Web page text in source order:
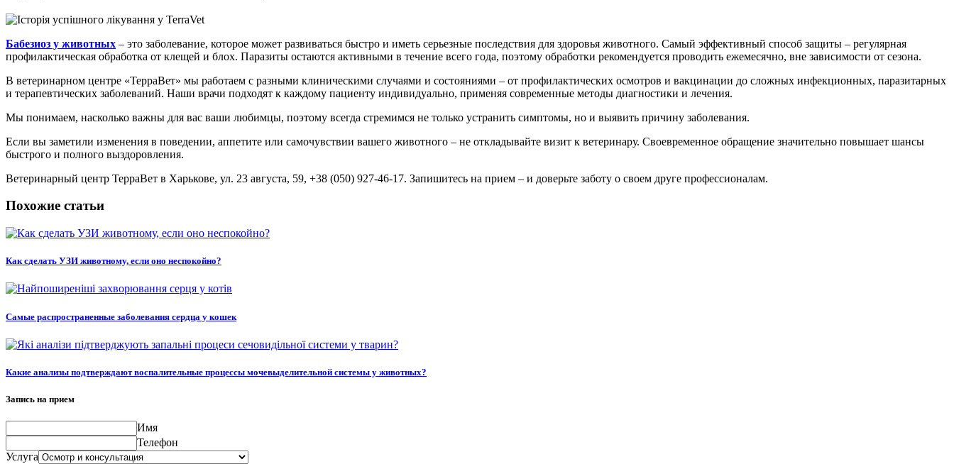
Бабезиоз у животных – это заболевание, которое может развиваться быстро и иметь серьезные последствия для здоровья животного. Самый эффективный способ защиты – регулярная
профилактическая обработка от клещей и блох. Паразиты остаются активными в течение всего года, поэтому обработки рекомендуется проводить ежемесячно, вне зависимости от сезона.
В ветеринарном центре «ТерраВет» мы работаем с разными клиническими случаями и состояниями – от профилактических осмотров и вакцинации до сложных инфекционных, паразитарных
и терапевтических заболеваний. Наши врачи подходят к каждому пациенту индивидуально, применяя современные методы диагностики и лечения.
Мы понимаем, насколько важны для вас ваши любимцы, поэтому всегда стремимся не только устранить симптомы, но и выявить причину заболевания.
Если вы заметили изменения в поведении, аппетите или самочувствии вашего животного – не откладывайте визит к ветеринару. Своевременное обращение значительно повышает шансы
быстрого и полного выздоровления.
Ветеринарный центр ТерраВет в Харькове, ул. 23 августа, 59, +38 (050) 927-46-17. Запишитесь на прием – и доверьте заботу о своем друге профессионалам.
Похожие статьи
Как сделать УЗИ животному, если оно неспокойно?
Самые распространенные заболевания сердца у кошек
Какие анализы подтверждают воспалительные процессы мочевыделительной системы у животных?
Запись на прием
Имя
Телефон
Услуга